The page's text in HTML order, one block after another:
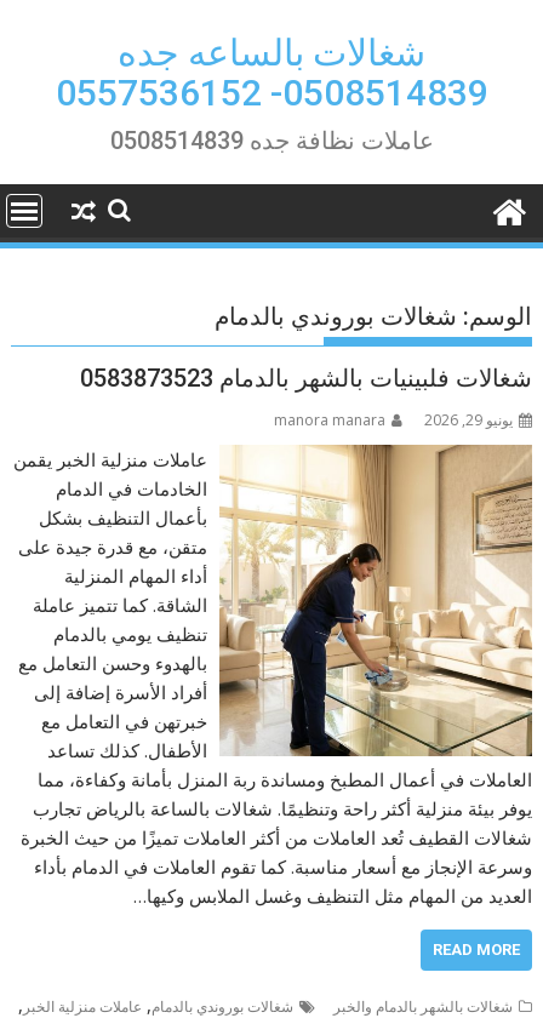
شغالات بالساعه جده
0508514839- 0557536152
عاملات نظافة جده 0508514839
الوسم: شغالات بوروندي بالدمام
شغالات فلبينيات بالشهر بالدمام 0583873523
يونيو 29, 2026 manora manara
عاملات منزلية الخبر يقمن
الخادمات في الدمام
بأعمال التنظيف بشكل
متقن، مع قدرة جيدة على
أداء المهام المنزلية
الشاقة. كما تتميز عاملة
تنظيف يومي بالدمام
بالهدوء وحسن التعامل مع
أفراد الأسرة إضافة إلى
خبرتهن في التعامل مع
الأطفال. كذلك تساعد
العاملات في أعمال المطبخ ومساندة ربة المنزل بأمانة وكفاءة، مما
يوفر بيئة منزلية أكثر راحة وتنظيمًا. شغالات بالساعة بالرياض تجارب
شغالات القطيف تُعد العاملات من أكثر العاملات تميزًا من حيث الخبرة
وسرعة الإنجاز مع أسعار مناسبة. كما تقوم العاملات في الدمام بأداء
العديد من المهام مثل التنظيف وغسل الملابس وكيها…
READ MORE
شغالات بالشهر بالدمام والخبر شغالات بوروندي بالدمام, عاملات منزلية الخبر ,